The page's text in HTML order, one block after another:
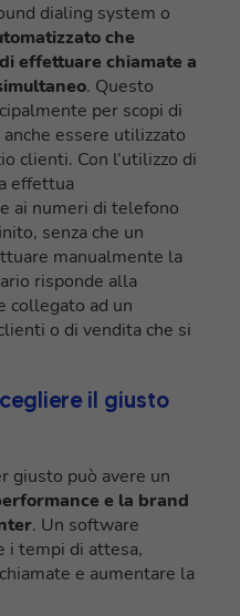
dialing system o
che
effettuare chiamate a
. Questo
per scopi di
essere utilizzato
clienti. Con l’utilizzo di
effettua
ai numeri di telefono
senza che un
manualmente la
risponde alla
collegato ad un
o di vendita che si
il giusto
giusto può avere un
e la brand
. Un software
i tempi di attesa,
e aumentare la